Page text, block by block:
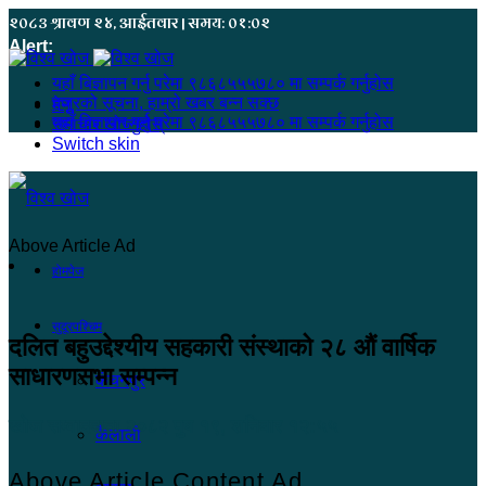
२०८३ श्रावण २४, आईतवार | समय: ०१:०२
Alert:
यहाँ बिज्ञापन गर्नु परेमा ९८६८५५५७८० मा सम्पर्क गर्नुहोस
हजुरको सूचना, हाम्रो खबर बन्न सक्छ
यहाँ बिज्ञापन गर्नु परेमा ९८६८५५५७८० मा सम्पर्क गर्नुहोस
मेनू
समाचार खोज्नुहोस्
Switch skin
होमपेज
सुदूरपश्चिम
कंचनपुर
कैलाली
Above Article Ad
दलित बहुउद्देश्यीय सहकारी संस्थाको २८ औं वार्षिक
साधारणसभा सम्पन्न
खोज सम्वाददाता२०८२ पुष १९, शनिबार १२:५५